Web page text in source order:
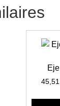
Eje
45,51